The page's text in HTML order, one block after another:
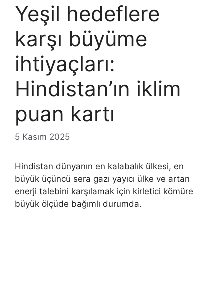
Yeşil hedeflere
karşı büyüme
ihtiyaçları:
Hindistan’ın iklim
puan kartı
5 Kasım 2025
Hindistan dünyanın en kalabalık ülkesi, en
büyük üçüncü sera gazı yayıcı ülke ve artan
enerji talebini karşılamak için kirletici kömüre
büyük ölçüde bağımlı durumda.